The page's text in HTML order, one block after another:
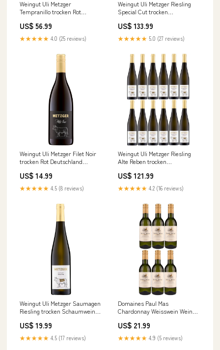
Weingut Uli Metzger
Tempranillo trocken Rot
US$ 56.99
★★★★★ 4.0 (25 reviews)
Weingut Uli Metzger Riesling
Special Cut trocken
(6 x 0,75l) Nibbiolo
US$ 133.99
★★★★★ 5.0 (27 reviews)
Weingut Uli Metzger Filet Noir
trocken Rot Deutschland
US$ 14.99
★★★★★ 4.5 (8 reviews)
Weingut Uli Metzger Riesling
Alte Reben trocken
(12 x 0,75l) Extra Dry
US$ 121.99
★★★★★ 4.2 (16 reviews)
Weingut Uli Metzger Saumagen
Riesling trocken Schaumwein
Kalkgestein
US$ 19.99
★★★★★ 4.5 (17 reviews)
Domaines Paul Mas
Chardonnay Weisswein Wein
Sacchetto
US$ 21.99
★★★★★ 4.9 (5 reviews)